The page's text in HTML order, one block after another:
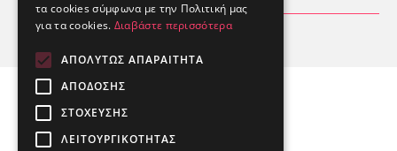
τα cookies σύμφωνα με την Πολιτική μας
για τα cookies. Διαβάστε περισσότερα
ΑΠΟΛΎΤΩΣ ΑΠΑΡΑΊΤΗΤΑ
ΑΠΌΔΟΣΗΣ
ΣΤΌΧΕΥΣΗΣ
ΛΕΙΤΟΥΡΓΙΚΌΤΗΤΑΣ